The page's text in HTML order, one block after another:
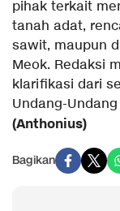
pihak terkait
tanah adat,
sawit, maupun
Meok. Redaksi
klarifikasi dari
Undang-
(Anthonius)
Bagikan